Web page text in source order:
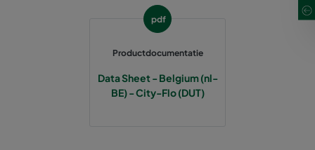
pdf
Productdocumentatie
Data Sheet - Belgium (nl-
BE) - City-Flo (DUT)